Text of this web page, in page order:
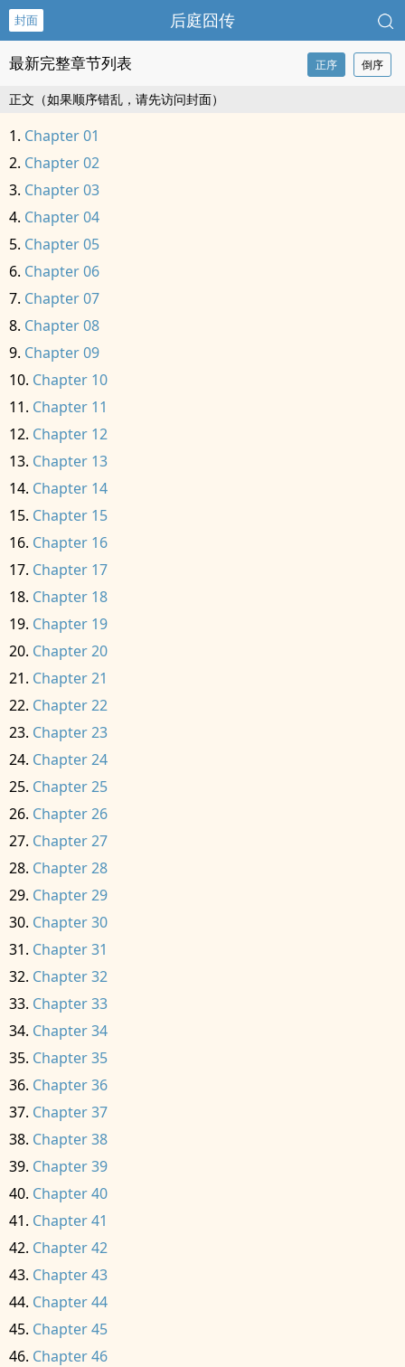
封面 ­‌​后‎‍‌庭​​囧传
最新完整章节列表 正序 倒序
正文（如果顺序错乱，请先访问封面）
Chapter 01
Chapter 02
Chapter 03
Chapter 04
Chapter 05
Chapter 06
Chapter 07
Chapter 08
Chapter 09
Chapter 10
Chapter 11
Chapter 12
Chapter 13
Chapter 14
Chapter 15
Chapter 16
Chapter 17
Chapter 18
Chapter 19
Chapter 20
Chapter 21
Chapter 22
Chapter 23
Chapter 24
Chapter 25
Chapter 26
Chapter 27
Chapter 28
Chapter 29
Chapter 30
Chapter 31
Chapter 32
Chapter 33
Chapter 34
Chapter 35
Chapter 36
Chapter 37
Chapter 38
Chapter 39
Chapter 40
Chapter 41
Chapter 42
Chapter 43
Chapter 44
Chapter 45
Chapter 46